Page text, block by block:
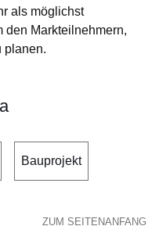
als möglichst
den Markteilnehmern,
planen.
Bauprojekt
ZUM SEITENANFANG